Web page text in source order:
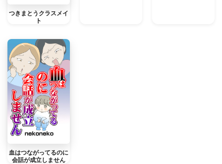
つきまとうクラスメイ
ト
血はつながってるのに
会話が成立しません